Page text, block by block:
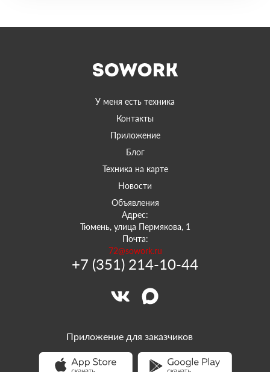
У меня есть техника
Контакты
Приложение
Блог
Техника на карте
Новости
Объявления
Адрес:
Тюмень, улица Пермякова, 1
Почта:
72@sowork.ru
+7 (351) 214-10-44
Приложение для заказчиков